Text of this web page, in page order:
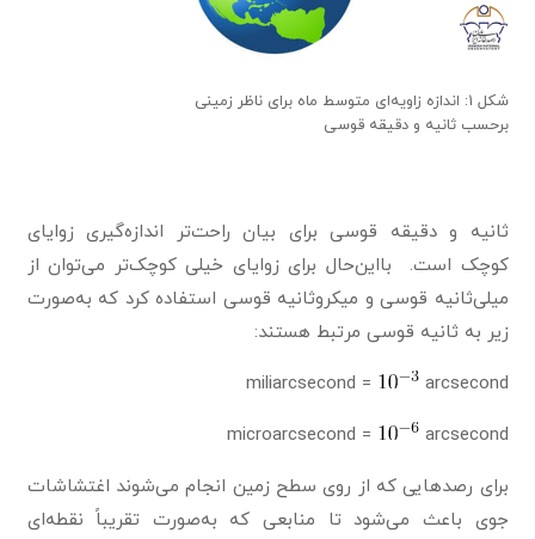
شکل 1: اندازه زاویه‌ای متوسط ماه برای ناظر زمینی
برحسب ثانیه و دقیقه قوسی
ثانیه و دقیقه قوسی برای بیان راحت‌تر اندازه‌گیری زوایای
کوچک است. بااین‌حال برای زوایای خیلی کوچک‌تر می‌توان از
میلی‌ثانیه قوسی و میکروثانیه قوسی استفاده کرد که به‌صورت
زیر به ثانیه قوسی مرتبط هستند:
miliarcsecond = arcsecond
microarcsecond = arcsecond
برای رصدهایی که از روی سطح زمین انجام می‌شوند اغتشاشات
جوی باعث می‌شود تا منابعی که به‌صورت تقریباً نقطه‌ای